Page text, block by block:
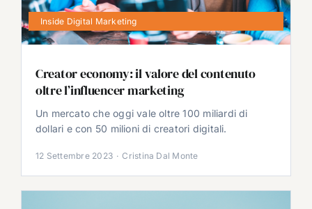
Inside Digital Marketing
Creator economy: il valore del contenuto
oltre l’influencer marketing
Un mercato che oggi vale oltre 100 miliardi di
dollari e con 50 milioni di creatori digitali.
12 Settembre 2023 · Cristina Dal Monte